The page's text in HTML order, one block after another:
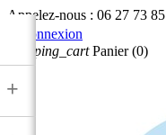
Appelez-nous : 06 27 73
Connexion
shopping_cart Panier (0)

+